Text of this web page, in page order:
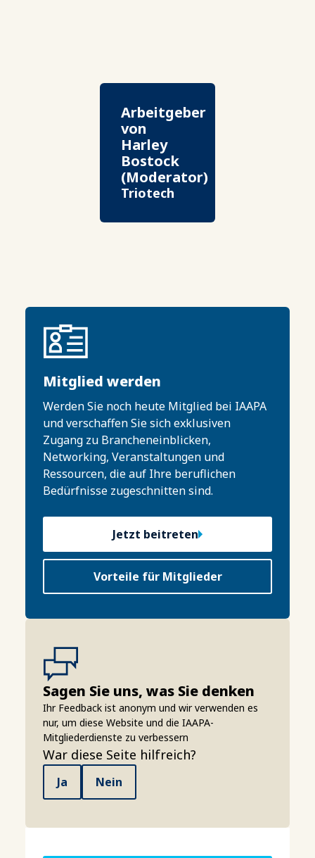
Arbeitgeber
von
Harley
Bostock
(Moderator)
Triotech
Mitglied werden
Werden Sie noch heute Mitglied bei IAAPA
und verschaffen Sie sich exklusiven
Zugang zu Brancheneinblicken,
Networking, Veranstaltungen und
Ressourcen, die auf Ihre beruflichen
Bedürfnisse zugeschnitten sind.
Jetzt beitreten
Vorteile für Mitglieder
Sagen Sie uns, was Sie denken
Ihr Feedback ist anonym und wir verwenden es
nur, um diese Website und die IAAPA-
Mitgliederdienste zu verbessern
War diese Seite hilfreich?
Ja Nein